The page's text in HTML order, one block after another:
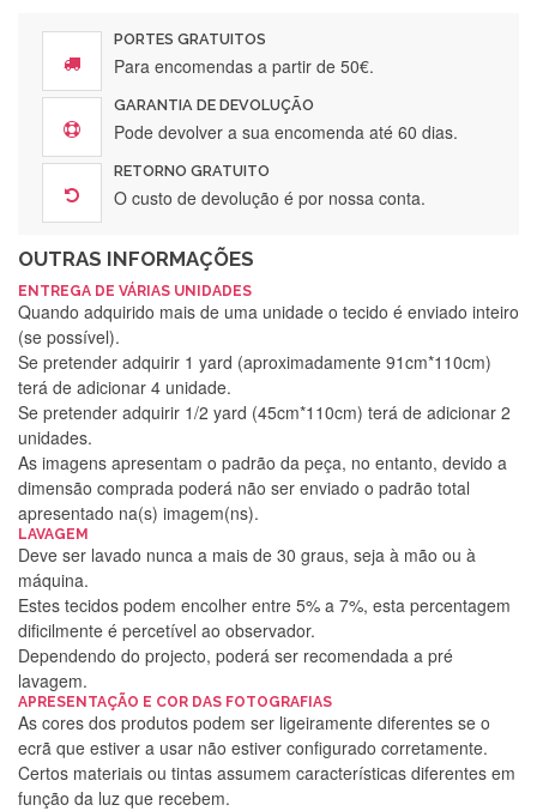
PORTES GRATUITOS
Para encomendas a partir de 50€.
GARANTIA DE DEVOLUÇÃO
Pode devolver a sua encomenda até 60 dias.
RETORNO GRATUITO
O custo de devolução é por nossa conta.
OUTRAS INFORMAÇÕES
ENTREGA DE VÁRIAS UNIDADES
Quando adquirido mais de uma unidade o tecido é enviado inteiro
(se possível).
Se pretender adquirir 1 yard (aproximadamente 91cm*110cm)
terá de adicionar 4 unidade.
Se pretender adquirir 1/2 yard (45cm*110cm) terá de adicionar 2
unidades.
As imagens apresentam o padrão da peça, no entanto, devido a
dimensão comprada poderá não ser enviado o padrão total
apresentado na(s) imagem(ns).
LAVAGEM
Deve ser lavado nunca a mais de 30 graus, seja à mão ou à
máquina.
Estes tecidos podem encolher entre 5% a 7%, esta percentagem
dificilmente é percetível ao observador.
Dependendo do projecto, poderá ser recomendada a pré
lavagem.
APRESENTAÇÃO E COR DAS FOTOGRAFIAS
As cores dos produtos podem ser ligeiramente diferentes se o
ecrã que estiver a usar não estiver configurado corretamente.
Certos materiais ou tintas assumem características diferentes em
função da luz que recebem.
Silvia Lopes
Encomenda direitinha. Rapidez e segurança. Volto a
encomendar.